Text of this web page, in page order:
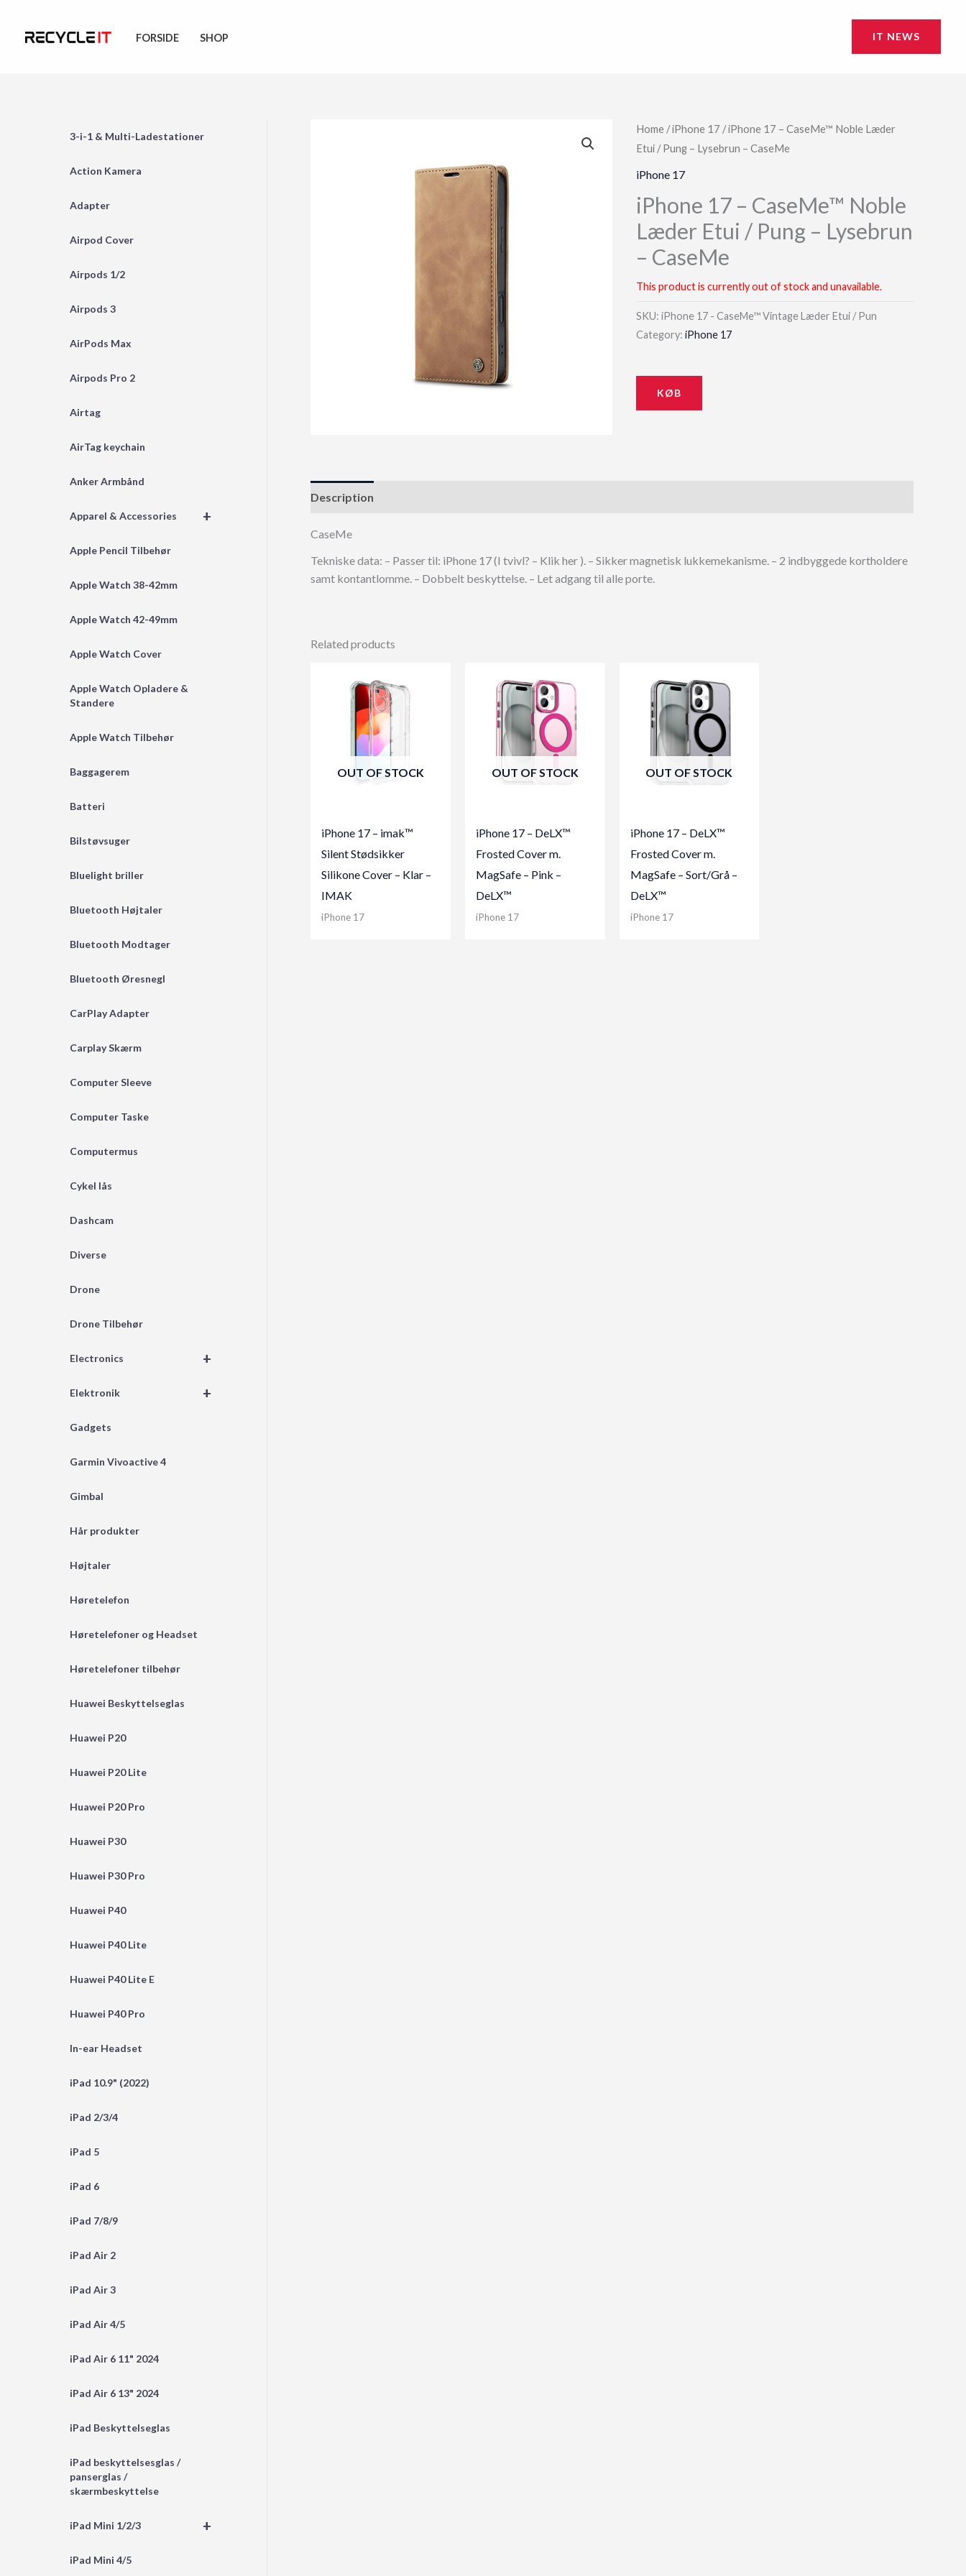
FORSIDE SHOP IT NEWS
3-i-1 & Multi-Ladestationer
Action Kamera
Adapter
Airpod Cover
Airpods 1/2
Airpods 3
AirPods Max
Airpods Pro 2
Airtag
AirTag keychain
Anker Armbånd
+
Apparel & Accessories
Apple Pencil Tilbehør
Apple Watch 38-42mm
Apple Watch 42-49mm
Apple Watch Cover
Apple Watch Opladere &
Standere
Apple Watch Tilbehør
Baggagerem
Batteri
Bilstøvsuger
Bluelight briller
Bluetooth Højtaler
Bluetooth Modtager
Bluetooth Øresnegl
CarPlay Adapter
Carplay Skærm
Computer Sleeve
Computer Taske
Computermus
Cykel lås
Dashcam
Diverse
Drone
Drone Tilbehør
+
Electronics
+
Elektronik
Gadgets
Garmin Vivoactive 4
Gimbal
Hår produkter
Højtaler
Høretelefon
Høretelefoner og Headset
Høretelefoner tilbehør
Huawei Beskyttelseglas
Huawei P20
Huawei P20 Lite
Huawei P20 Pro
Huawei P30
Huawei P30 Pro
Huawei P40
Huawei P40 Lite
Huawei P40 Lite E
Huawei P40 Pro
In-ear Headset
iPad 10.9" (2022)
iPad 2/3/4
iPad 5
iPad 6
iPad 7/8/9
iPad Air 2
iPad Air 3
iPad Air 4/5
iPad Air 6 11" 2024
iPad Air 6 13" 2024
iPad Beskyttelseglas
iPad beskyttelsesglas /
panserglas /
skærmbeskyttelse
+
iPad Mini 1/2/3
iPad Mini 4/5
Home /iPhone 17 / iPhone 17 – CaseMe™ Noble Læder
Etui / Pung – Lysebrun – CaseMe
iPhone 17
iPhone 17 – CaseMe™ Noble
Læder Etui / Pung – Lysebrun
– CaseMe
This product is currently out of stock and unavailable.
SKU:iPhone 17 - CaseMe™ Vintage Læder Etui / Pun
Category:iPhone 17
KØB
Description
CaseMe
Tekniske data: – Passer til: iPhone 17 (I tvivl? – Klik her ). – Sikker magnetisk lukkemekanisme. – 2 indbyggede kortholdere
samt kontantlomme. – Dobbelt beskyttelse. – Let adgang til alle porte.
Related products
OUT OF STOCK
iPhone 17 – imak™
Silent Stødsikker
Silikone Cover – Klar –
IMAK
iPhone 17
OUT OF STOCK
iPhone 17 – DeLX™
Frosted Cover m.
MagSafe – Pink –
DeLX™
iPhone 17
OUT OF STOCK
iPhone 17 – DeLX™
Frosted Cover m.
MagSafe – Sort/Grå –
DeLX™
iPhone 17